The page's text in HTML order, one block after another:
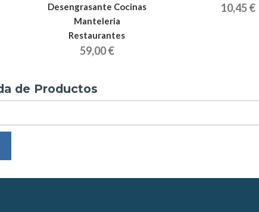
Desengrasante Cocinas
Manteleria
Restaurantes
59,00 €
10,45 €
de Productos